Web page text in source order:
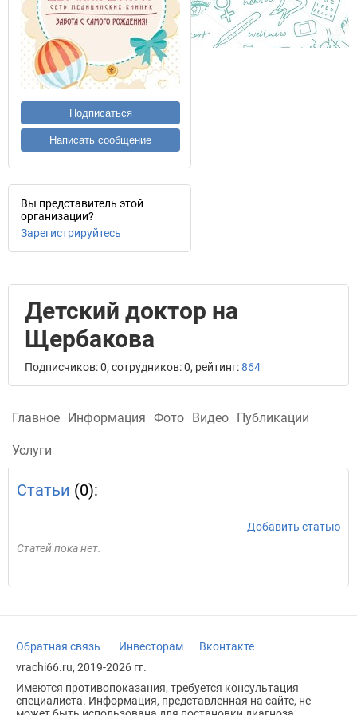
Подписаться
Написать сообщение
Вы представитель этой
организации?
Зарегистрируйтесь
Детский доктор на
Щербакова
Подписчиков: 0, сотрудников: 0, рейтинг:864
Главное Информация Фото Видео Публикации
Услуги
Статьи (0):
Добавить статью
Статей пока нет.
Обратная связь Инвесторам
Вконтакте
vrachi66.ru, 2019-2026 гг.
Имеются противопоказания, требуется консультация
специалиста. Информация, представленная на сайте, не